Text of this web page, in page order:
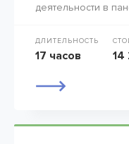
деятельности в
ДЛИТЕЛЬНОСТЬ
17 часов 14